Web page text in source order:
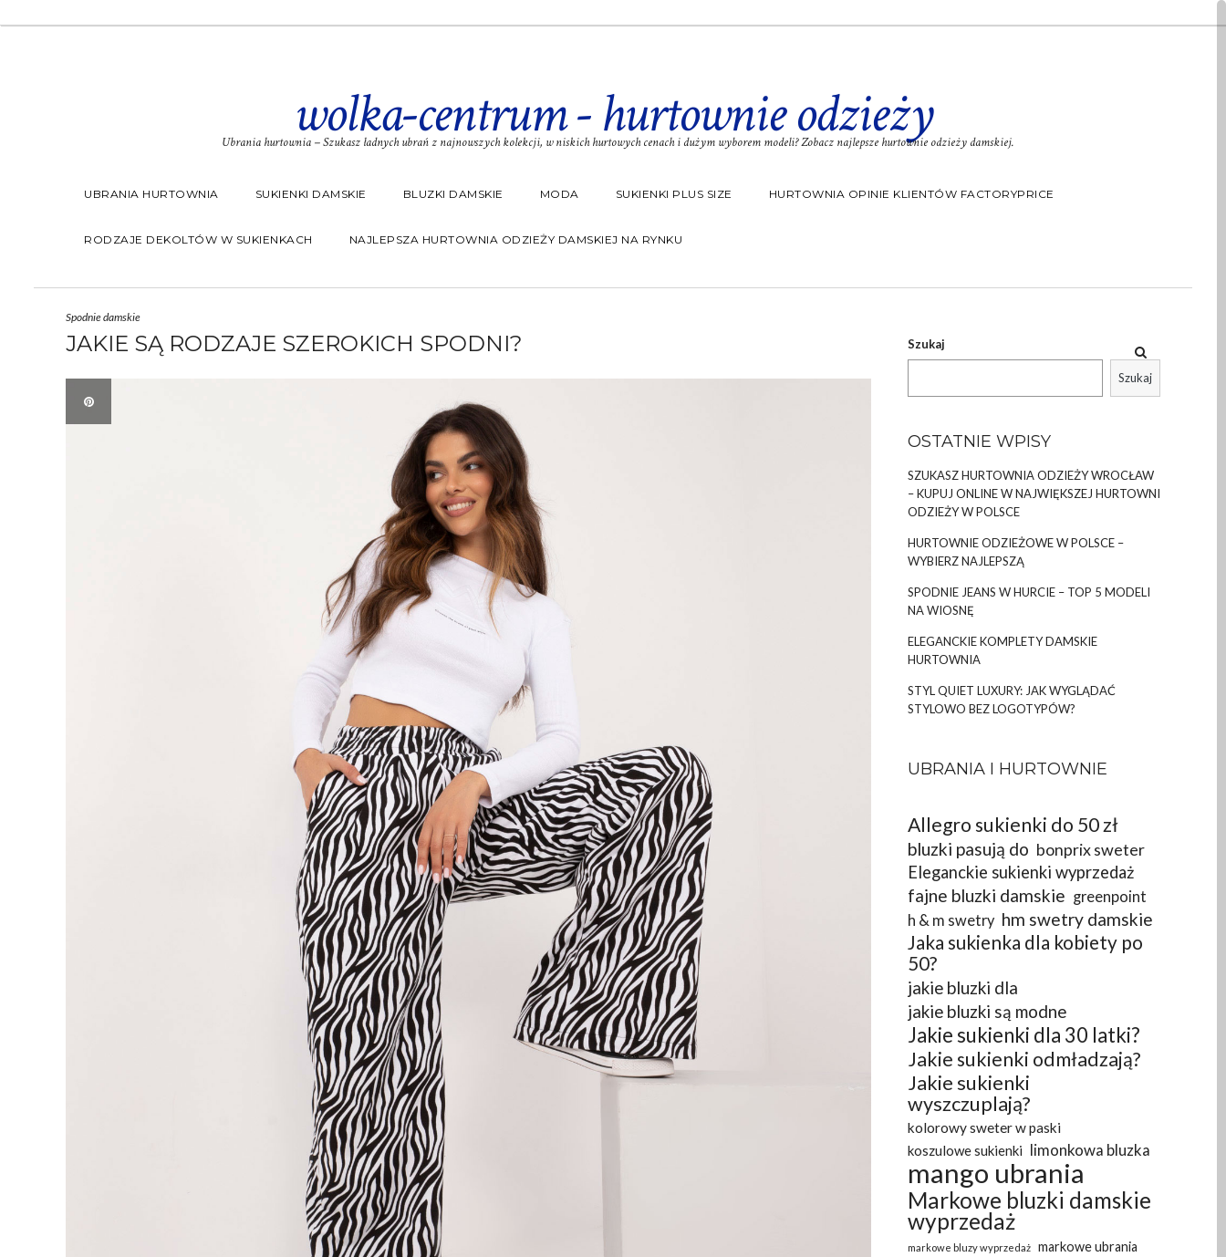
wolka-centrum - hurtownie odzieży
Ubrania hurtownia – Szukasz ładnych ubrań z najnowszych kolekcji, w niskich hurtowych cenach i dużym wyborem modeli? Zobacz najlepsze hurtownie odzieży damskiej.
UBRANIA HURTOWNIA SUKIENKI DAMSKIE BLUZKI DAMSKIE MODA SUKIENKI PLUS SIZE HURTOWNIA OPINIE KLIENTÓW FACTORYPRICE
RODZAJE DEKOLTÓW W SUKIENKACH NAJLEPSZA HURTOWNIA ODZIEŻY DAMSKIEJ NA RYNKU
Spodnie damskie
JAKIE SĄ RODZAJE SZEROKICH SPODNI? Szukaj
Szukaj
OSTATNIE WPISY
SZUKASZ HURTOWNIA ODZIEŻY WROCŁAW
– KUPUJ ONLINE W NAJWIĘKSZEJ HURTOWNI
ODZIEŻY W POLSCE
HURTOWNIE ODZIEŻOWE W POLSCE –
WYBIERZ NAJLEPSZĄ
SPODNIE JEANS W HURCIE – TOP 5 MODELI
NA WIOSNĘ
ELEGANCKIE KOMPLETY DAMSKIE
HURTOWNIA
STYL QUIET LUXURY: JAK WYGLĄDAĆ
STYLOWO BEZ LOGOTYPÓW?
UBRANIA I HURTOWNIE
Allegro sukienki do 50 zł
bluzki pasują do bonprix sweter
Eleganckie sukienki wyprzedaż
fajne bluzki damskie greenpoint
h & m swetry hm swetry damskie
Jaka sukienka dla kobiety po
50?
jakie bluzki dla
jakie bluzki są modne
Jakie sukienki dla 30 latki?
Jakie sukienki odmładzają?
Jakie sukienki
wyszczuplają?
kolorowy sweter w paski
koszulowe sukienki limonkowa bluzka
mango ubrania
Markowe bluzki damskie
wyprzedaż
markowe bluzy wyprzedaż markowe ubrania